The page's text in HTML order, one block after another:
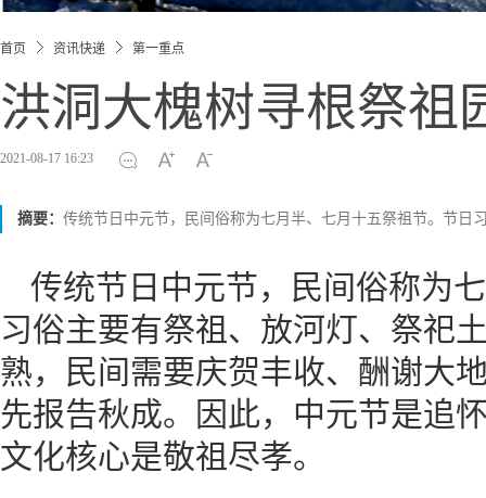
首页 资讯快递 第一重点
洪洞大槐树寻根祭祖
2021-08-17 16:23
摘要： 传统节日中元节，民间俗称为七月半、七月十五祭祖节。节日
传统节日中元节，民间俗称为
习俗主要有祭祖、放河灯、祭祀
熟，民间需要庆贺丰收、酬谢大
先报告秋成。因此，中元节是追
文化核心是敬祖尽孝。